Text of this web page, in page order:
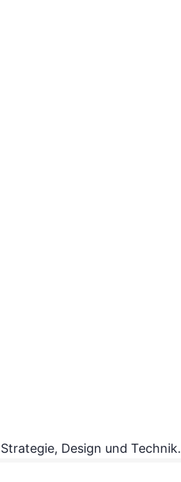
Design und Technik.